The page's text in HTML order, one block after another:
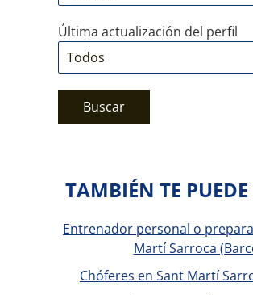
Última actualización del perfil
Buscar
TAMBIÉN TE
Entrenador personal o
Martí Sarroca
Chóferes en Sant Martí